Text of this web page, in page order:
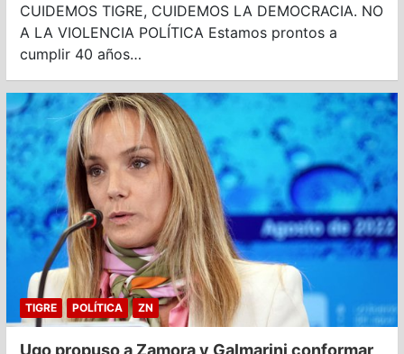
CUIDEMOS TIGRE, CUIDEMOS LA DEMOCRACIA. NO
A LA VIOLENCIA POLÍTICA Estamos prontos a
cumplir 40 años…
TIGRE POLÍTICA ZN
Ugo propuso a Zamora y Galmarini conformar